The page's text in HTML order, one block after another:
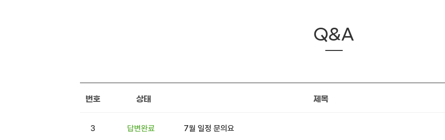
Q&A
번호 상태 제목
3 답변완료 7월 일정 문의요